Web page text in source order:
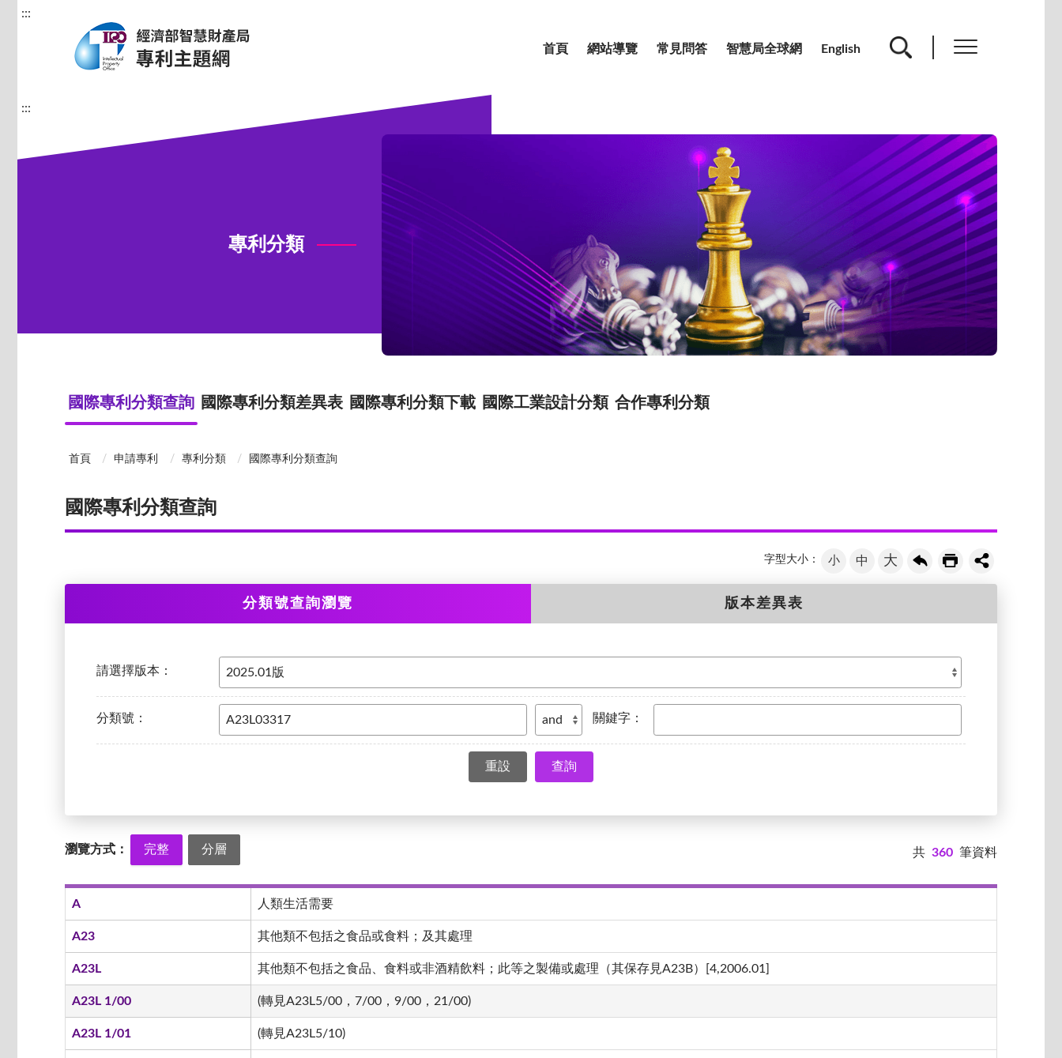
:::
首頁 網站導覽 常見問答 智慧局全球網 English
:::
專利分類
國際專利分類查詢 國際專利分類差異表 國際專利分類下載 國際工業設計分類 合作專利分類
首頁 申請專利 專利分類 國際專利分類查詢
國際專利分類查詢
字型大小： 小 中 大
分類號查詢瀏覽 版本差異表
請選擇版本：
分類號： 關鍵字：
查詢
瀏覽方式： 完整 分層 共 360 筆資料
A 人類生活需要
A23 其他類不包括之食品或食料；及其處理
A23L 其他類不包括之食品、食料或非酒精飲料；此等之製備或處理（其保存見A23B）[4,2006.01]
A23L 1/00 (轉見A23L5/00，7/00，9/00，21/00)
A23L 1/01 (轉見A23L5/10)